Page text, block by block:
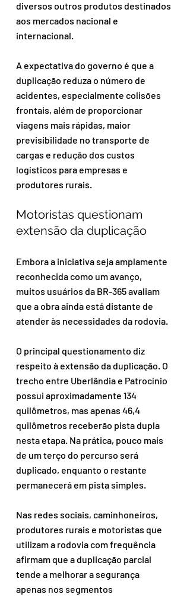
diversos outros produtos destinados
aos mercados nacional e
internacional.
A expectativa do governo é que a
duplicação reduza o número de
acidentes, especialmente colisões
frontais, além de proporcionar
viagens mais rápidas, maior
previsibilidade no transporte de
cargas e redução dos custos
logísticos para empresas e
produtores rurais.
Motoristas questionam
extensão da duplicação
Embora a iniciativa seja amplamente
reconhecida como um avanço,
muitos usuários da BR-365 avaliam
que a obra ainda está distante de
atender às necessidades da rodovia.
O principal questionamento diz
respeito à extensão da duplicação. O
trecho entre Uberlândia e Patrocínio
possui aproximadamente 134
quilômetros, mas apenas 46,4
quilômetros receberão pista dupla
nesta etapa. Na prática, pouco mais
de um terço do percurso será
duplicado, enquanto o restante
permanecerá em pista simples.
Nas redes sociais, caminhoneiros,
produtores rurais e motoristas que
utilizam a rodovia com frequência
afirmam que a duplicação parcial
tende a melhorar a segurança
apenas nos segmentos